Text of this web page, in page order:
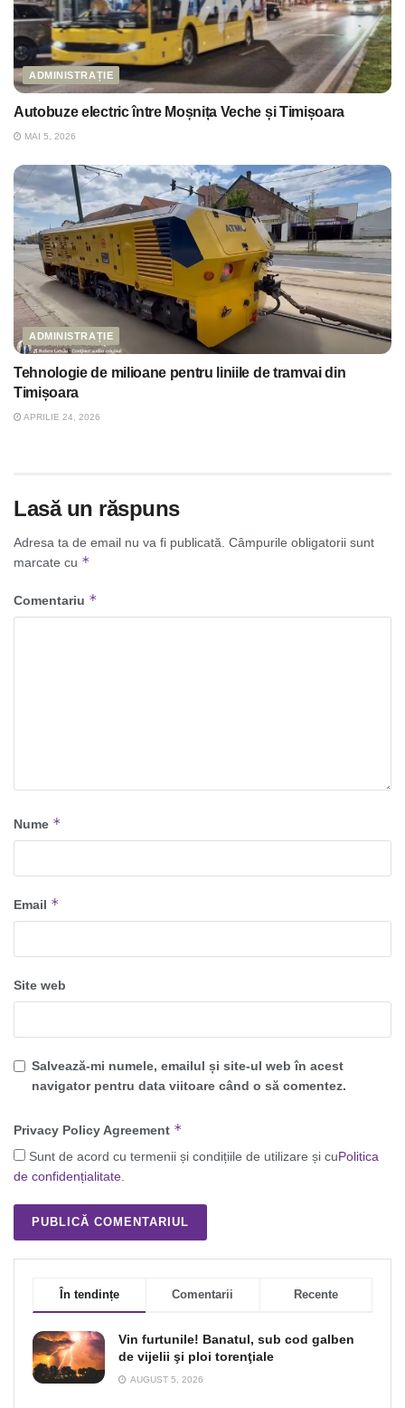
ADMINISTRAȚIE
Autobuze electric între Moșnița Veche și Timișoara
MAI 5, 2026
ADMINISTRAȚIE
Tehnologie de milioane pentru liniile de tramvai din
Timișoara
APRILIE 24, 2026
Lasă un răspuns
Adresa ta de email nu va fi publicată. Câmpurile obligatorii sunt
marcate cu *
Comentariu *
Nume *
Email *
Site web
Salvează-mi numele, emailul și site-ul web în acest
navigator pentru data viitoare când o să comentez.
Privacy Policy Agreement *
Sunt de acord cu termenii și condițiile de utilizare și cuPolitica
de confidențialitate.
În tendințe Comentarii Recente
Vin furtunile! Banatul, sub cod galben
de vijelii şi ploi torenţiale
AUGUST 5, 2026